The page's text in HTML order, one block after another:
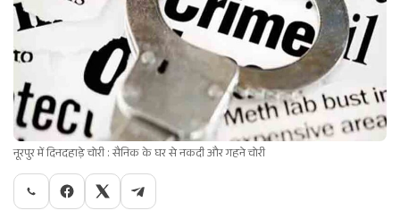
नूरपुर में दिनदहाड़े चोरी : सैनिक के घर से नकदी और गहने चोरी